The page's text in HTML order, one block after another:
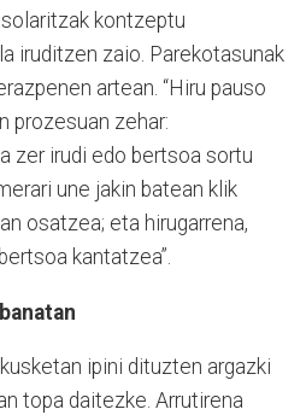
kontzeptu
iruditzen zaio. Parekotasunak
artean. “Hiru pauso
prozesuan zehar:
zer irudi edo bertsoa sortu
une jakin batean klik
osatzea; eta hirugarrena,
kantatzea”.
ipini dituzten argazki
topa daitezke. Arrutirena